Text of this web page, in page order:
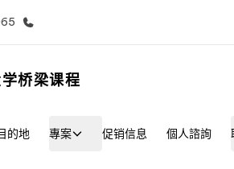
来到英孚教育 查看所有英孚
桥梁课程
的地 專案 促销信息 個人諮詢